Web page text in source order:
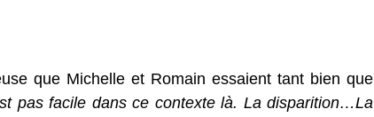
que Michelle et Romain essaient tant bien que
pas facile dans ce contexte là. La disparition…La